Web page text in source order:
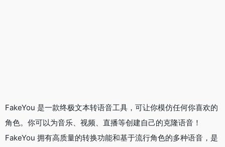
FakeYou 是一款终极文本转语音工具，可让你模仿任何你喜欢的
角色。你可以为音乐、视频、直播等创建自己的克隆语音！
FakeYou 拥有高质量的转换功能和基于流行角色的多种语音，是